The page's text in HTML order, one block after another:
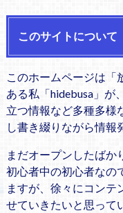
このサイトについて
このホームページは「
ある私「hidebusa」が
立つ情報など多種多様
し書き綴りながら情報
まだオープンしたばか
初心者中の初心者なの
ますが、徐々にコンテ
せていきたいと思って